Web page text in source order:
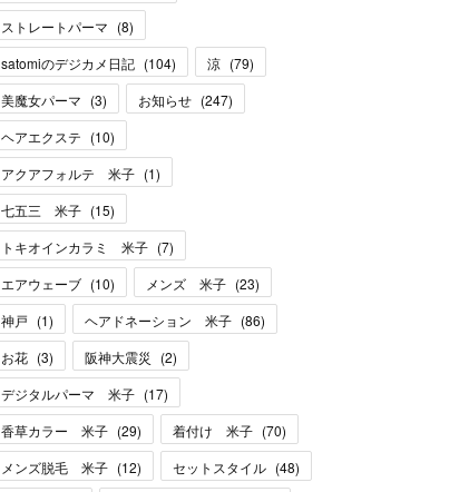
ストレートパーマ (8)
satomiのデジカメ日記 (104) 涼 (79)
美魔女パーマ (3) お知らせ (247)
ヘアエクステ (10)
アクアフォルテ 米子 (1)
七五三 米子 (15)
トキオインカラミ 米子 (7)
エアウェーブ (10) メンズ 米子 (23)
神戸 (1) ヘアドネーション 米子 (86)
お花 (3) 阪神大震災 (2)
デジタルパーマ 米子 (17)
香草カラー 米子 (29) 着付け 米子 (70)
メンズ脱毛 米子 (12) セットスタイル (48)